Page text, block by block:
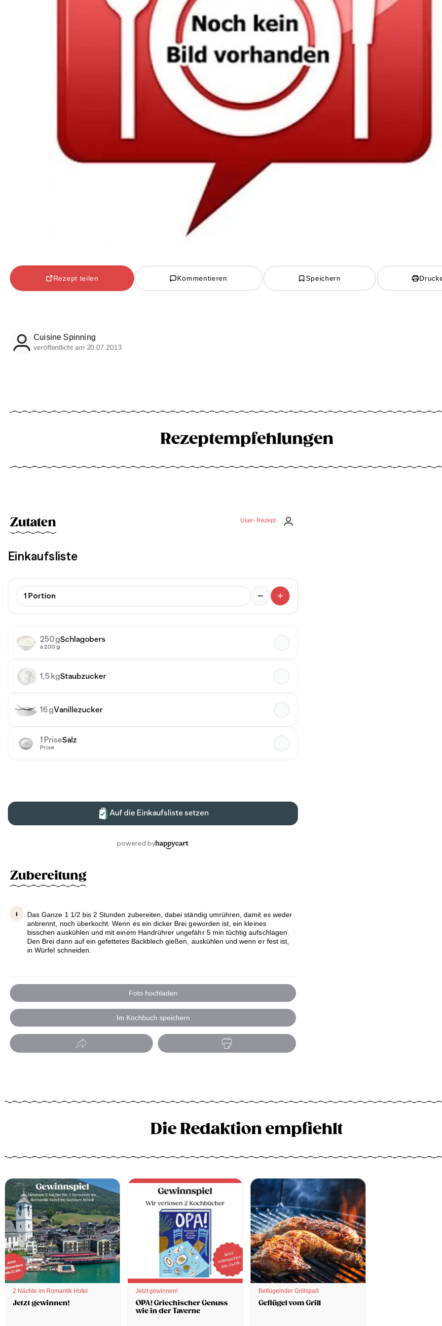
Rezept teilen Kommentieren Speichern
Cuisine Spinning
veröffentlicht am 20.07.2013
Rezeptempfehlungen
User- Rezept
Zutaten
Zubereitung
Das Ganze 1 1/2 bis 2 Stunden zubereiten, dabei ständig umrühren, damit es weder
anbrennt, noch überkocht. Wenn es ein dicker Brei geworden ist, ein kleines
bisschen auskühlen und mit einem Handrührer ungefähr 5 min tüchtig aufschlagen.
Den Brei dann auf ein gefettetes Backblech gießen, auskühlen und wenn er fest ist,
in Würfel schneiden.
Foto hochladen
Im Kochbuch speichern
Die Redaktion empfiehlt
2 Nächte im Romantik Hotel
Jetzt gewinnen!
Jetzt gewinnen!
OPA! Griechischer Genuss
wie in der Taverne
Beflügelnder Grillspaß
Geflügel vom Grill